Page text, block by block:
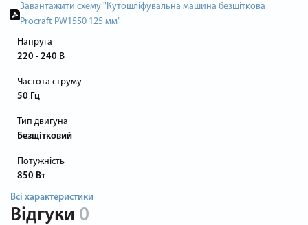
Завантажити схему "Кутошліфувальна машина безщіткова
Procraft PW1550 125 мм"
Напруга
220 - 240 В
Частота струму
50 Гц
Тип двигуна
Безщітковий
Потужність
850 Вт
Всі характеристики
Відгуки 0